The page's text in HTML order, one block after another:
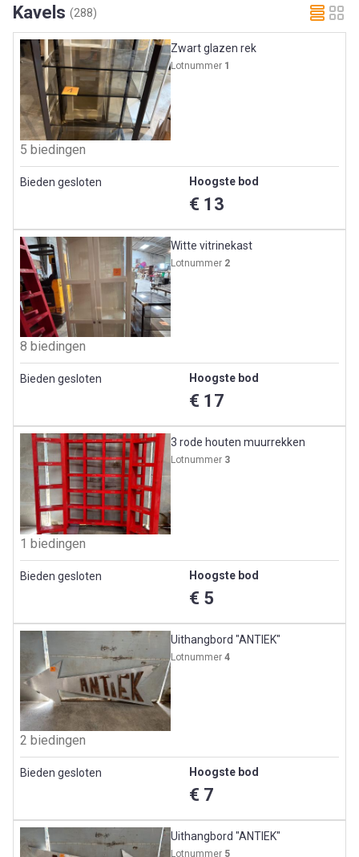
Kavels (288)
Zwart glazen rek
Lotnummer 1
5 biedingen
Bieden gesloten Hoogste bod
€ 13
Witte vitrinekast
Lotnummer 2
8 biedingen
Bieden gesloten Hoogste bod
€ 17
3 rode houten muurrekken
Lotnummer 3
1 biedingen
Bieden gesloten Hoogste bod
€ 5
Uithangbord "ANTIEK"
Lotnummer4
2 biedingen
Bieden gesloten Hoogste bod
€ 7
Uithangbord "ANTIEK"
Lotnummer 5